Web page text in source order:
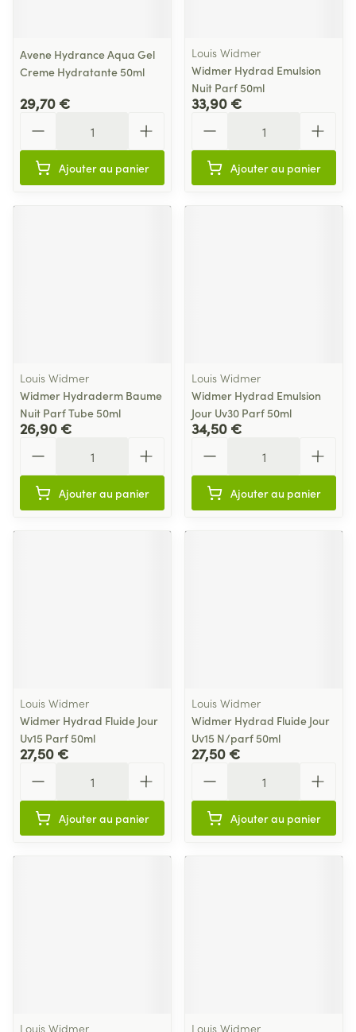
Avene Hydrance Aqua Gel
Creme Hydratante 50ml
29,70 €
Ajouter au panier
Louis Widmer
Widmer Hydrad Emulsion
Nuit Parf 50ml
33,90 €
Ajouter au panier
Louis Widmer
Widmer Hydraderm Baume
Nuit Parf Tube 50ml
26,90 €
Ajouter au panier
Louis Widmer
Widmer Hydrad Emulsion
Jour Uv30 Parf 50ml
34,50 €
Ajouter au panier
Louis Widmer
Widmer Hydrad Fluide Jour
Uv15 Parf 50ml
27,50 €
Ajouter au panier
Louis Widmer
Widmer Hydrad Fluide Jour
Uv15 N/parf 50ml
27,50 €
Ajouter au panier
Louis Widmer Louis Widmer